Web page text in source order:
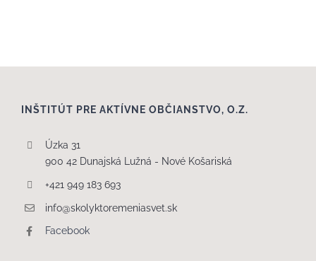
INŠTITÚT PRE AKTÍVNE OBČIANSTVO, O.Z.
Úzka 31
900 42 Dunajská Lužná - Nové Košariská
+421 949 183 693
info@skolyktoremeniasvet.sk
Facebook